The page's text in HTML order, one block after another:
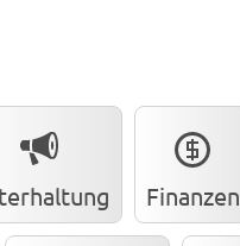
Finanzen